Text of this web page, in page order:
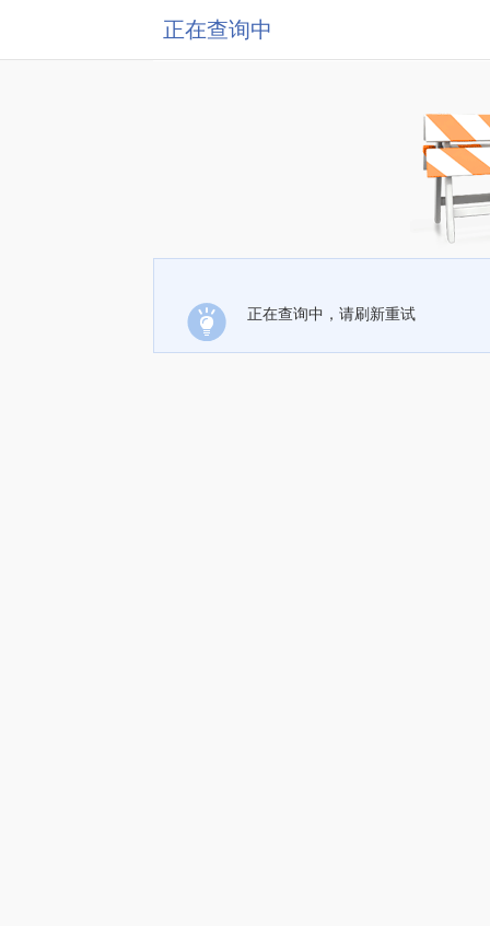
正在查询中
正在查询中，请刷新重试